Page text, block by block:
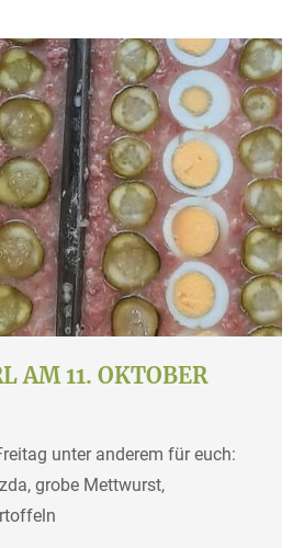
AM 11. OKTOBER
unter anderem für euch:
grobe Mettwurst,